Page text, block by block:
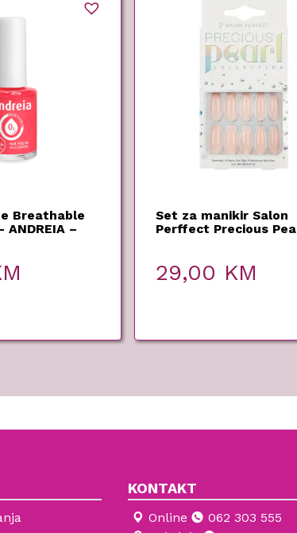
Breathable
ANDREIA –
Set za manikir Salon
Perffect Precious
29,00 KM
KONTAKT
Online
062 303 555